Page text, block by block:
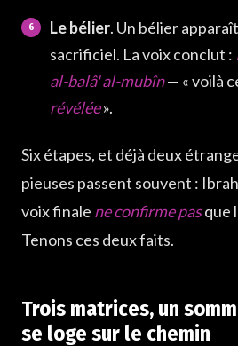
Le bélier. Un bélier
sacrificiel. La voix conclut :
al-balâ' al-mubîn— « voilà
révélée».
Six étapes, et déjà deux
pieuses passent souvent :
voix finale ne confirme pasque
Tenons ces deux faits.
Trois matrices, un
se loge sur le chemin